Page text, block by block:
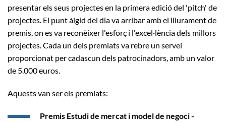
presentar els seus projectes en la primera edició del 'pitch' de
projectes. El punt àlgid del dia va arribar amb el lliurament de
premis, on es va reconèixer l'esforç i l'excel·lència dels millors
projectes. Cada un dels premiats va rebre un servei
proporcionat per cadascun dels patrocinadors, amb un valor
de 5.000 euros.
Aquests van ser els premiats:
Premis Estudi de mercat i model de negoci -